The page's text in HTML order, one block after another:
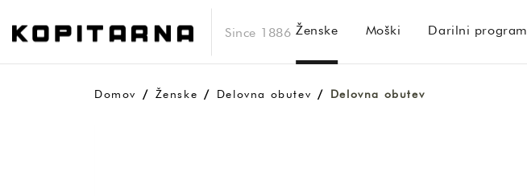
Ženske Moški Darilni program
Since 1886
Domov Ženske Delovna obutev Delovna obutev